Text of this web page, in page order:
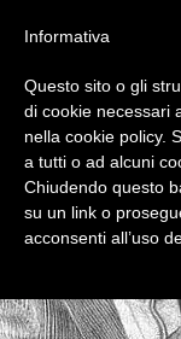
Informativa
Questo sito o gli
di cookie necessari
nella cookie policy.
a tutti o ad alcuni
Chiudendo questo
su un link o
acconsenti all’uso